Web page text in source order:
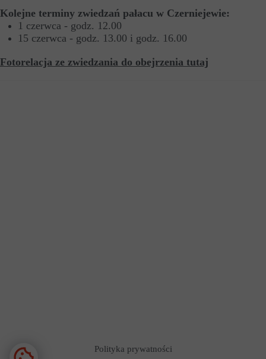
Kolejne terminy zwiedzań pałacu w Czerniejewie:
1 czerwca - godz. 12.00
15 czerwca - godz. 13.00 i godz. 16.00
Fotorelacja ze zwiedzania do obejrzenia tutaj
Polityka prywatności